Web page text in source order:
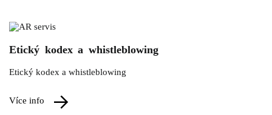
Etický kodex a whistleblowing
Etický kodex a whistleblowing
více info